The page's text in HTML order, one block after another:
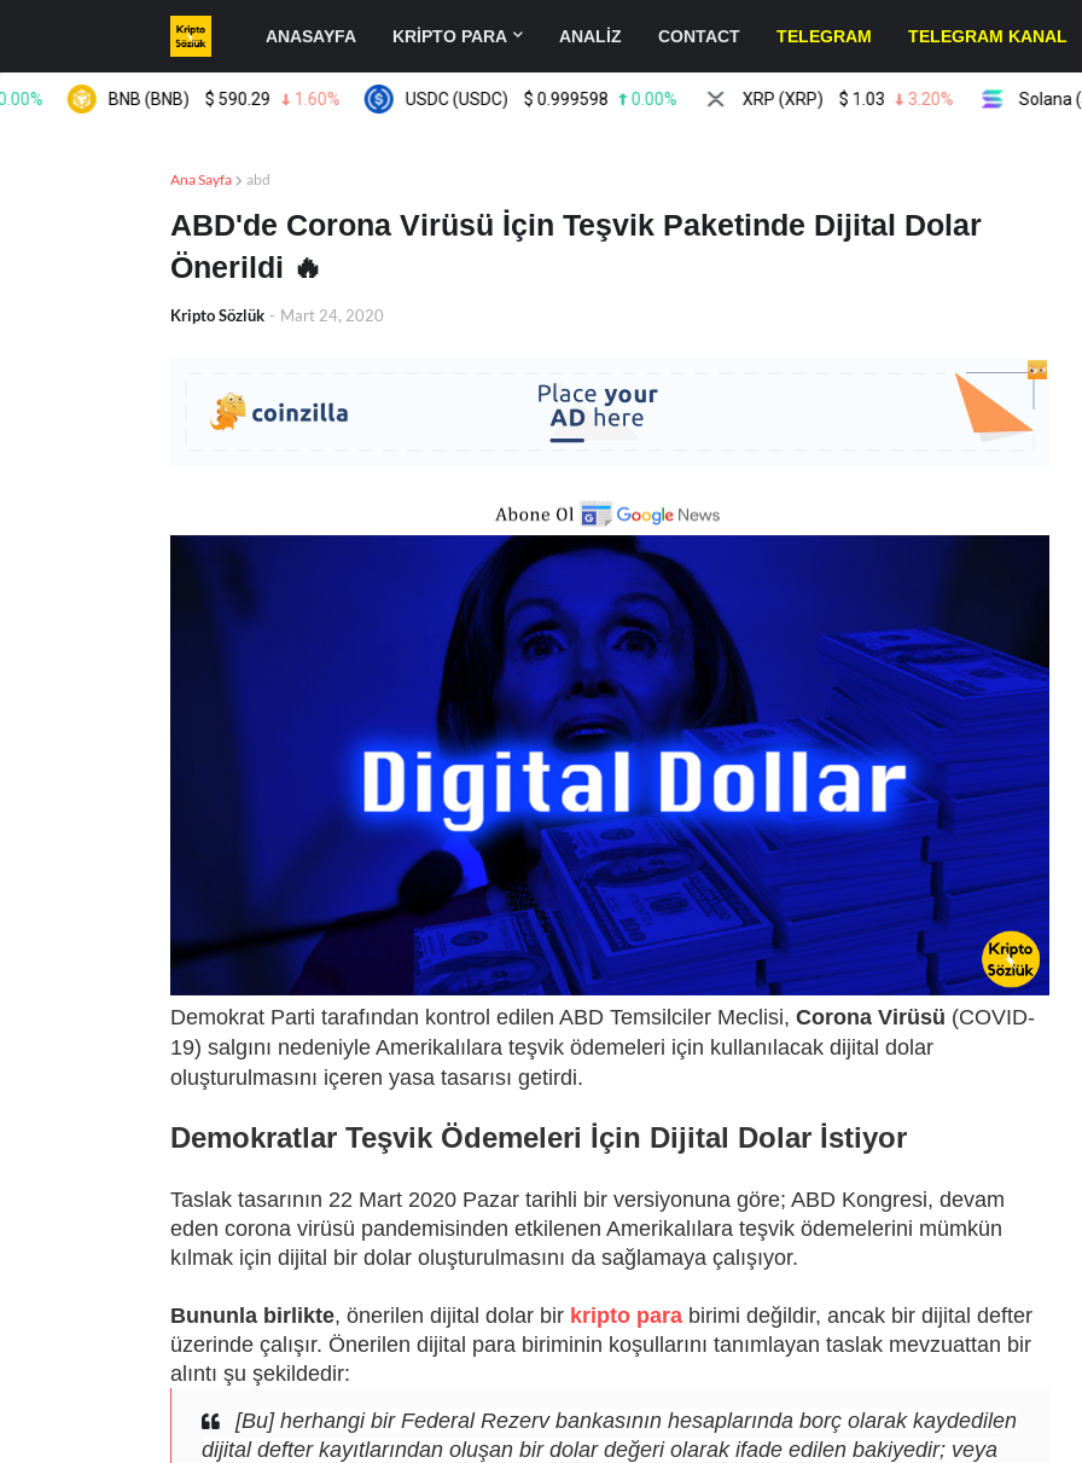
ANASAYFA KRİPTO PARA ANALİZ CONTACT TELEGRAM TELEGRAM KANAL
BNB (BNB) $590.29 1.60% USDC (USDC) $0.999598 0.00% XRP (XRP) $1.03 3.20% Solana (SOL)
Ana Sayfa abd
ABD'de Corona Virüsü İçin Teşvik Paketinde Dijital Dolar
Önerildi 🔥
Kripto Sözlük - Mart 24, 2020
Demokrat Parti tarafından kontrol edilen ABD Temsilciler Meclisi, Corona Virüsü (COVID-
19) salgını nedeniyle Amerikalılara teşvik ödemeleri için kullanılacak dijital dolar
oluşturulmasını içeren yasa tasarısı getirdi.
Demokratlar Teşvik Ödemeleri İçin Dijital Dolar İstiyor
Taslak tasarının 22 Mart 2020 Pazar tarihli bir versiyonuna göre; ABD Kongresi, devam
eden corona virüsü pandemisinden etkilenen Amerikalılara teşvik ödemelerini mümkün
kılmak için dijital bir dolar oluşturulmasını da sağlamaya çalışıyor.
Bununla birlikte, önerilen dijital dolar bir kripto parabirimi değildir, ancak bir dijital defter
üzerinde çalışır. Önerilen dijital para biriminin koşullarını tanımlayan taslak mevzuattan bir
alıntı şu şekildedir:
[Bu] herhangi bir Federal Rezerv bankasının hesaplarında borç olarak kaydedilen
dijital defter kayıtlarından oluşan bir dolar değeri olarak ifade edilen bakiyedir; veya